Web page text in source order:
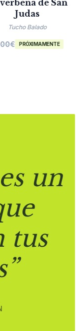
de San
Judas
Tucho Balado
€ PRÓXIMAMENTE
un
tus